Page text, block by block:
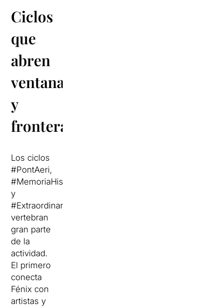
Ciclos
que
abren
ventanas
y
fronteras
Los ciclos
#PontAeri,
#MemoriaHistórica
y
#Extraordinario
vertebran
gran parte
de la
actividad.
El primero
conecta
Fénix con
artistas y